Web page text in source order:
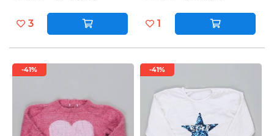
3 1
-41% -41%